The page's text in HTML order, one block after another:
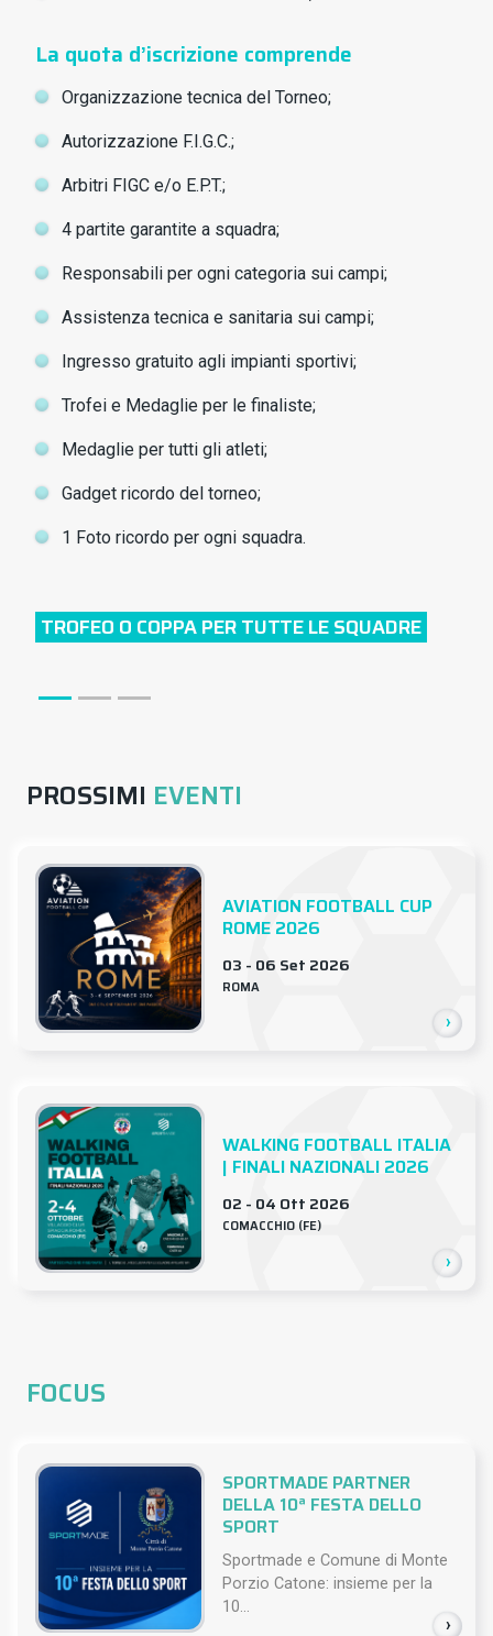
La quota d’iscrizione comprende
Organizzazione tecnica del Torneo;
Autorizzazione F.I.G.C.;
Arbitri FIGC e/o E.P.T.;
4 partite garantite a squadra;
Responsabili per ogni categoria sui campi;
Assistenza tecnica e sanitaria sui campi;
Ingresso gratuito agli impianti sportivi;
Trofei e Medaglie per le finaliste;
Medaglie per tutti gli atleti;
Gadget ricordo del torneo;
1 Foto ricordo per ogni squadra.
PER TUTTE LE SQUADRE MEDAGLIE PER
PROSSIMI EVENTI
›
AVIATION FOOTBALL CUP
ROME 2026
03 - 06 Set 2026
ROMA
›
WALKING FOOTBALL ITALIA
| FINALI NAZIONALI 2026
02 - 04 Ott 2026
COMACCHIO (FE)
FOCUS
›
SPORTMADE PARTNER
DELLA 10ª FESTA DELLO
SPORT
Sportmade e Comune di Monte
Porzio Catone: insieme per la
10...